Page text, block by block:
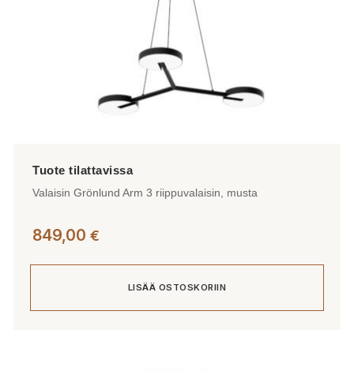
Valaisin Grönlund Arm 3 riippuvalaisin, musta
849,00 €
LISÄÄ OSTOSKORIIN